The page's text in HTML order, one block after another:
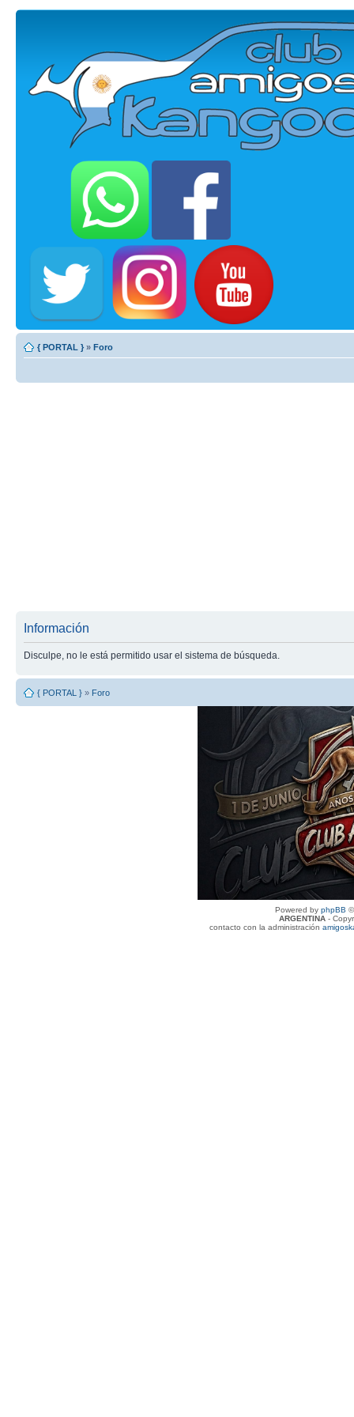
{ PORTAL } » Foro
Información
Disculpe, no le está permitido usar el sistema de búsqueda.
{ PORTAL } » Foro
Powered by phpBB
ARGENTINA-
contacto con la administración